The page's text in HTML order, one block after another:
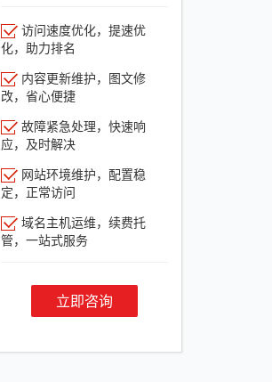
访问速度优化，提速优
化，助力排名
内容更新维护，图文修
改，省心便捷
故障紧急处理，快速响
应，及时解决
网站环境维护，配置稳
定，正常访问
域名主机运维，续费托
管，一站式服务
立即咨询